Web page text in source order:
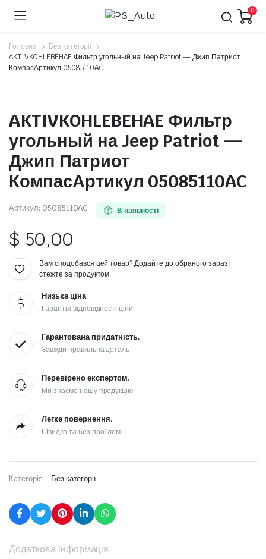
0
Головна
Без категорії
AKTIVKOHLEBEHAE Фильтр угольный на Jeep Patriot — Джип Патриот
КомпасАртикул 05085110AC
AKTIVKOHLEBEHAE Фильтр
угольный на Jeep Patriot —
Джип Патриот
КомпасАртикул 05085110AC
Артикул: 05085110AC В наявності
$ 50,00
Вам сподобався цей товар? Додайте до обраного зараз і
стежте за продуктом.
Низька ціна
Гарантія відповідності ціни
Гарантована придатність.
Завжди правильна деталь
Перевірено експертом.
Ми знаємо нашу продукцію
Легке повернення.
Швидко та без проблем
Категорія: Без категорії
Додаткова інформація